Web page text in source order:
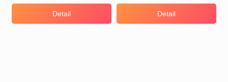
Detail Detail